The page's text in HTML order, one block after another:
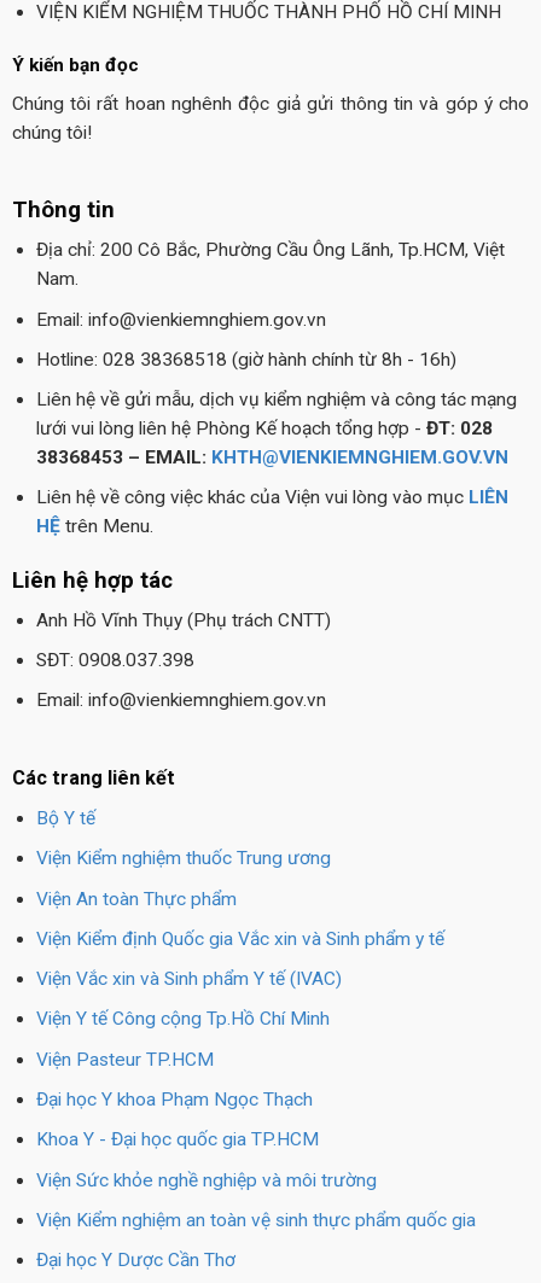
VIỆN KIỂM NGHIỆM THUỐC THÀNH PHỐ HỒ CHÍ MINH
Ý kiến bạn đọc
Chúng tôi rất hoan nghênh độc giả gửi thông tin và góp ý cho
chúng tôi!
Thông tin
Địa chỉ: 200 Cô Bắc, Phường Cầu Ông Lãnh, Tp.HCM, Việt
Nam.
Email: info@vienkiemnghiem.gov.vn
Hotline: 028 38368518 (giờ hành chính từ 8h - 16h)
Liên hệ về gửi mẫu, dịch vụ kiểm nghiệm và công tác mạng
lưới vui lòng liên hệ Phòng Kế hoạch tổng hợp - ĐT: 028
38368453 – EMAIL: KHTH@VIENKIEMNGHIEM.GOV.VN
Liên hệ về công việc khác của Viện vui lòng vào mục LIÊN
HỆtrên Menu.
Liên hệ hợp tác
Anh Hồ Vĩnh Thụy (Phụ trách CNTT)
SĐT: 0908.037.398
Email: info@vienkiemnghiem.gov.vn
Các trang liên kết
Bộ Y tế
Viện Kiểm nghiệm thuốc Trung ương
Viện An toàn Thực phẩm
Viện Kiểm định Quốc gia Vắc xin và Sinh phẩm y tế
Viện Vắc xin và Sinh phẩm Y tế (IVAC)
Viện Y tế Công cộng Tp.Hồ Chí Minh
Viện Pasteur TP.HCM
Đại học Y khoa Phạm Ngọc Thạch
Khoa Y - Đại học quốc gia TP.HCM
Viện Sức khỏe nghề nghiệp và môi trường
Viện Kiểm nghiệm an toàn vệ sinh thực phẩm quốc gia
Đại học Y Dược Cần Thơ